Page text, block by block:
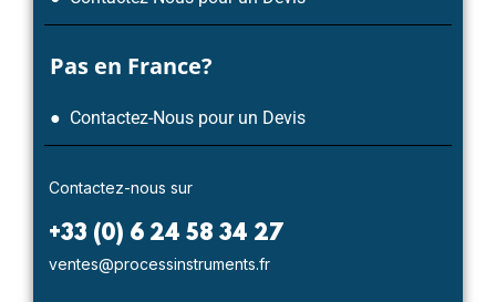
Pas en France?
● Contactez-Nous pour un Devis
Contactez-nous sur
+33 (0) 6 24 58 34 27
ventes@processinstruments.fr